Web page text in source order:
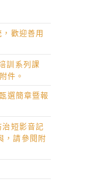
歡迎善用
訓系列課
件。
選簡章暨報
短影音記
，請參閱附